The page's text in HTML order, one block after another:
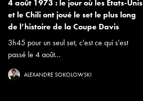
4 août 1973 : le jour où les Etats-Unis
et le Chili ont joué le set le plus long
de l’histoire de la Coupe Davis
3h45 pour un seul set, c'est ce qui s'est
passé le 4 août...
ALEXANDRE SOKOLOWSKI